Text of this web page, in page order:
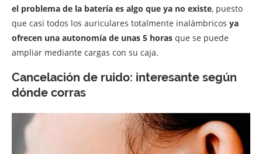
el problema de la batería es algo que ya no existe, puesto
que casi todos los auriculares totalmente inalámbricos ya
ofrecen una autonomía de unas 5 horas que se puede
ampliar mediante cargas con su caja.
Cancelación de ruido: interesante según
dónde corras